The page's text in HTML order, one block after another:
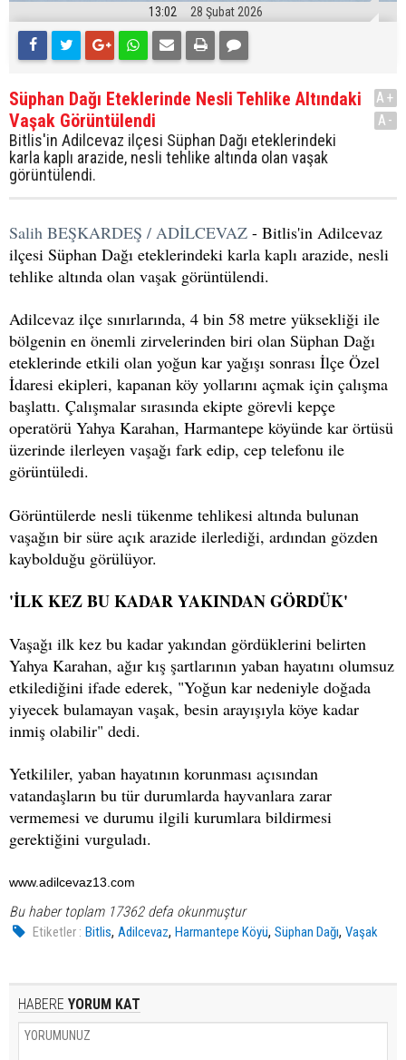
13:02 28 Şubat 2026
Süphan Dağı Eteklerinde Nesli Tehlike Altındaki
Vaşak Görüntülendi
Bitlis'in Adilcevaz ilçesi Süphan Dağı eteklerindeki
karla kaplı arazide, nesli tehlike altında olan vaşak
görüntülendi.
A+
A-
Salih BEŞKARDEŞ / ADİLCEVAZ - Bitlis'in Adilcevaz
ilçesi Süphan Dağı eteklerindeki karla kaplı arazide, nesli
tehlike altında olan vaşak görüntülendi.
Adilcevaz ilçe sınırlarında, 4 bin 58 metre yüksekliği ile
bölgenin en önemli zirvelerinden biri olan Süphan Dağı
eteklerinde etkili olan yoğun kar yağışı sonrası İlçe Özel
İdaresi ekipleri, kapanan köy yollarını açmak için çalışma
başlattı. Çalışmalar sırasında ekipte görevli kepçe
operatörü Yahya Karahan, Harmantepe köyünde kar örtüsü
üzerinde ilerleyen vaşağı fark edip, cep telefonu ile
görüntüledi.
Görüntülerde nesli tükenme tehlikesi altında bulunan
vaşağın bir süre açık arazide ilerlediği, ardından gözden
kaybolduğu görülüyor.
'İLK KEZ BU KADAR YAKINDAN GÖRDÜK'
Vaşağı ilk kez bu kadar yakından gördüklerini belirten
Yahya Karahan, ağır kış şartlarının yaban hayatını olumsuz
etkilediğini ifade ederek, "Yoğun kar nedeniyle doğada
yiyecek bulamayan vaşak, besin arayışıyla köye kadar
inmiş olabilir" dedi.
Yetkililer, yaban hayatının korunması açısından
vatandaşların bu tür durumlarda hayvanlara zarar
vermemesi ve durumu ilgili kurumlara bildirmesi
gerektiğini vurguladı.
www.adilcevaz13.com
Bu haber toplam 17362 defa okunmuştur
Etiketler : Bitlis,Adilcevaz,Harmantepe Köyü,Süphan Dağı,Vaşak
HABERE YORUM KAT